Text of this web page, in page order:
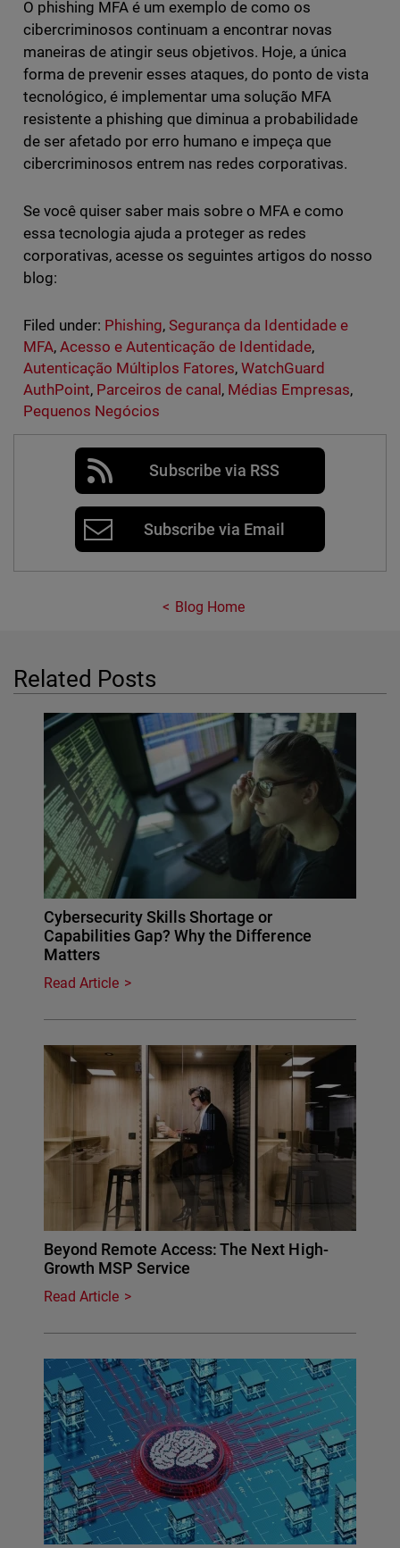
O phishing MFA é um exemplo de como os
cibercriminosos continuam a encontrar novas
maneiras de atingir seus objetivos. Hoje, a única
forma de prevenir esses ataques, do ponto de vista
tecnológico, é implementar uma solução MFA
resistente a phishing que diminua a probabilidade
de ser afetado por erro humano e impeça que
cibercriminosos entrem nas redes corporativas.
Se você quiser saber mais sobre o MFA e como
essa tecnologia ajuda a proteger as redes
corporativas, acesse os seguintes artigos do nosso
blog:
Filed under: Phishing, Segurança da Identidade e
MFA, Acesso e Autenticação de Identidade,
Autenticação Múltiplos Fatores,WatchGuard
AuthPoint, Parceiros de canal , Médias Empresas,
Pequenos Negócios
Subscribe via RSS
Subscribe via Email
Blog Home
Related Posts
Cybersecurity Skills Shortage or
Capabilities Gap? Why the Difference
Matters
Read Article
Beyond Remote Access: The Next High-
Growth MSP Service
Read Article